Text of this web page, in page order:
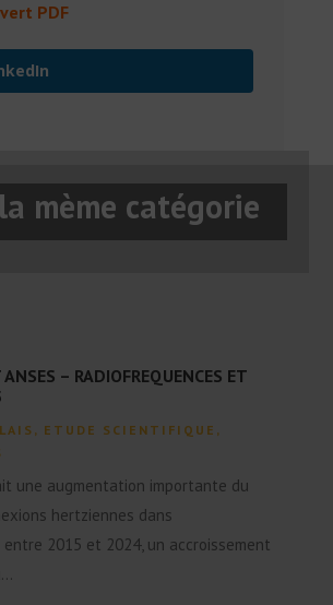
PDF
mème catégorie
– RADIOFREQUENCES ET
, ETUDE SCIENTIFIQUE ,
une augmentation importante du
hertziennes dans
entre 2015 et 2024, un accroissement